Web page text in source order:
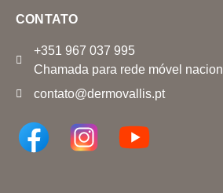
CONTATO
+351 967 037 995
Chamada para rede móvel
contato@dermovallis.pt